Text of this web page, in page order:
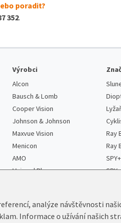
poradit?
352.
Výrobci
Alcon
Bausch & Lomb
Cooper Vision
Johnson & Johnson
Maxvue Vision
Menicon
AMO
Unimed Pharma
Ray
Ray
analýze návštěvnosti
Informace o užívání našich